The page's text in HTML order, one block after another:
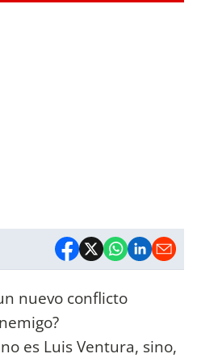
nuevo conflicto
es Luis Ventura, sino,